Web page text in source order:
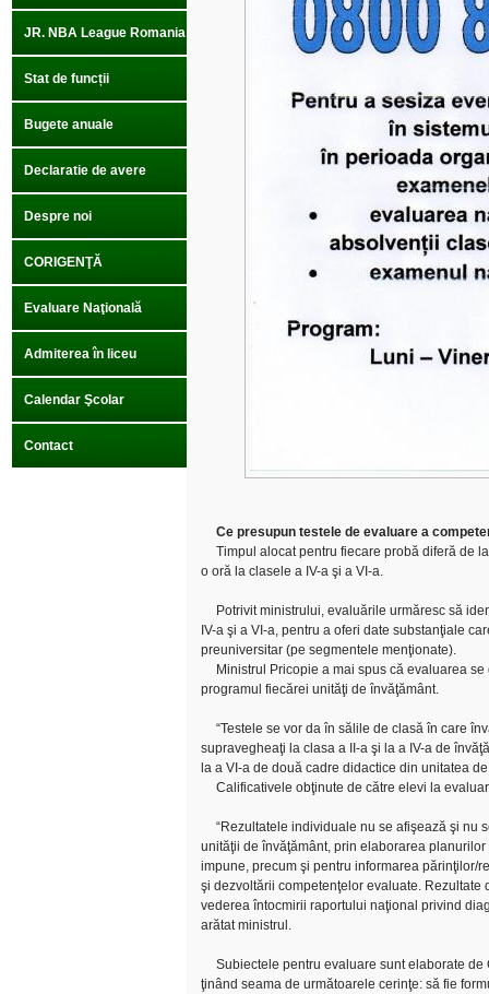
JR. NBA League Romania
Stat de funcții
Bugete anuale
Declaratie de avere
Despre noi
CORIGENŢĂ
Evaluare Naţională
Admiterea în liceu
Calendar Şcolar
Contact
Ce presupun testele de evaluare a
Timpul alocat pentru fiecare probă diferă de
o oră la clasele a IV-a şi a VI-a.
Potrivit ministrului, evaluările urmăresc să
IV-a şi a VI-a, pentru a oferi date substanţiale
preuniversitar (pe segmentele menţionate).
Ministrul Pricopie a mai spus că evaluarea
programul fiecărei unităţi de învăţământ.
“Testele se vor da în sălile de clasă în care
supravegheaţi la clasa a II-a şi la a IV-a de
la a VI-a de două cadre didactice din unitatea
Calificativele obţinute de către elevi la
“Rezultatele individuale nu se afişează şi nu
unităţii de învăţământ, prin elaborarea
impune, precum şi pentru informarea părinţilor/
şi dezvoltării competenţelor evaluate.
vederea întocmirii raportului naţional privind
arătat ministrul.
Subiectele pentru evaluare sunt elaborate
ţinând seama de următoarele cerinţe: să fie